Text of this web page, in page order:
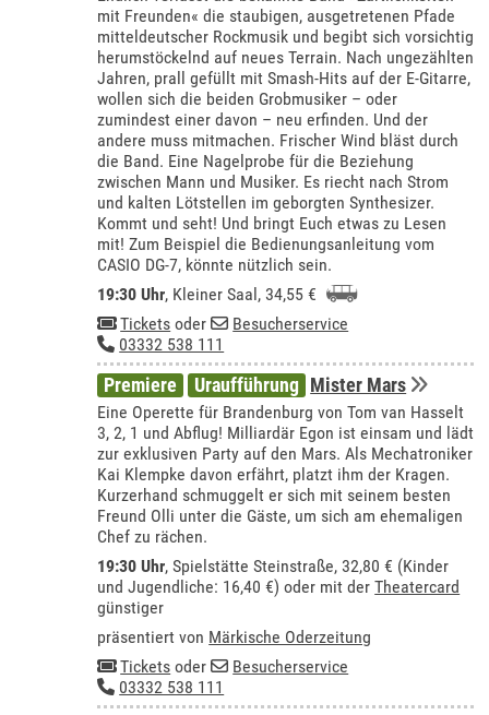
mit Freunden« die staubigen, ausgetretenen Pfade
mitteldeutscher Rockmusik und begibt sich vorsichtig
herumstöckelnd auf neues Terrain. Nach ungezählten
Jahren, prall gefüllt mit Smash-Hits auf der E-Gitarre,
wollen sich die beiden Grobmusiker – oder
zumindest einer davon – neu erfinden. Und der
andere muss mitmachen. Frischer Wind bläst durch
die Band. Eine Nagelprobe für die Beziehung
zwischen Mann und Musiker. Es riecht nach Strom
und kalten Lötstellen im geborgten Synthesizer.
Kommt und seht! Und bringt Euch etwas zu Lesen
mit! Zum Beispiel die Bedienungsanleitung vom
CASIO DG-7, könnte nützlich sein.
19:30 Uhr, Kleiner Saal, 34,55 €
Tickets oder
Besucherservice
03332 538 111
Premiere Uraufführung Mister Mars
Eine Operette für Brandenburg von Tom van Hasselt
3, 2, 1 und Abflug! Milliardär Egon ist einsam und lädt
zur exklusiven Party auf den Mars. Als Mechatroniker
Kai Klempke davon erfährt, platzt ihm der Kragen.
Kurzerhand schmuggelt er sich mit seinem besten
Freund Olli unter die Gäste, um sich am ehemaligen
Chef zu rächen.
19:30 Uhr, Spielstätte Steinstraße, 32,80 € (Kinder
und Jugendliche: 16,40 €) oder mit derTheatercard
günstiger
präsentiert von Märkische Oderzeitung
Tickets oder
Besucherservice
03332 538 111